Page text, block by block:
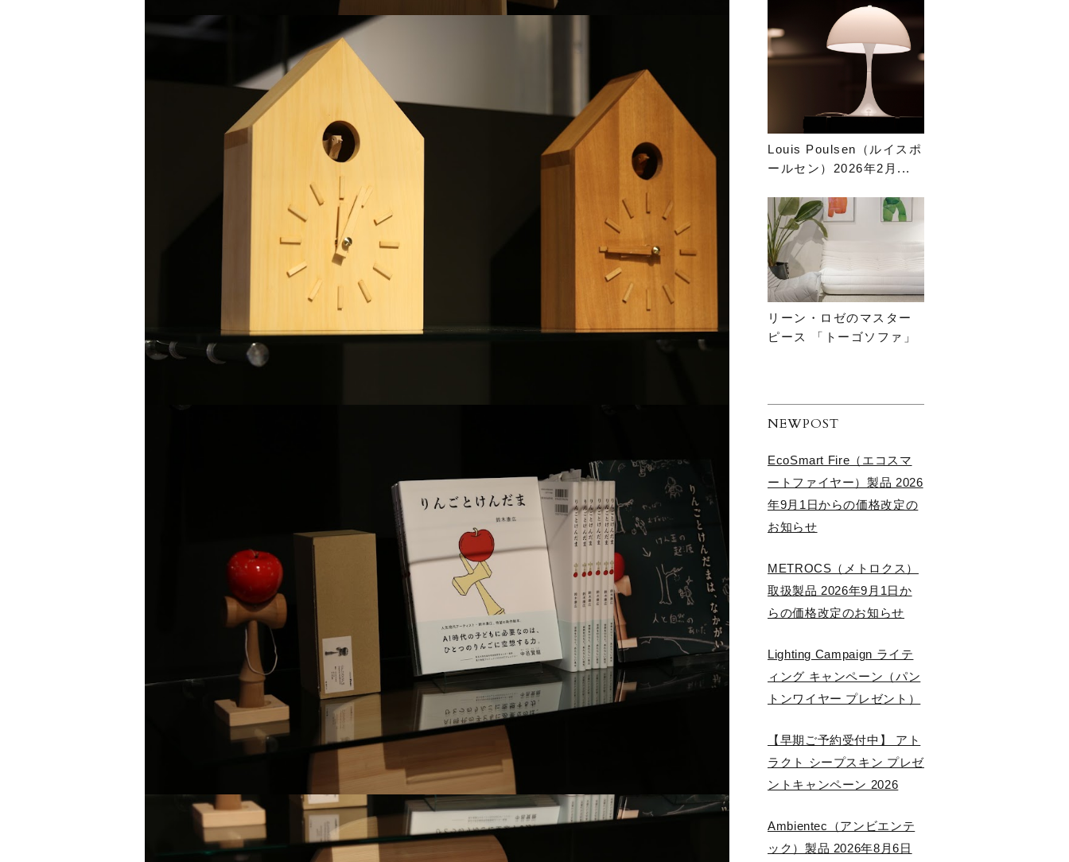
Louis Poulsen（ルイスポ
ールセン）2026年2月...
リーン・ロゼのマスター
ピース 「トーゴソファ」
NEWPOST
EcoSmart Fire（エコスマ
ートファイヤー）製品 2026
年9月1日からの価格改定の
お知らせ
METROCS（メトロクス）
取扱製品 2026年9月1日か
らの価格改定のお知らせ
Lighting Campaign ライテ
ィング キャンペーン（パン
トンワイヤー プレゼント）
【早期ご予約受付中】 アト
ラクト シープスキン プレゼ
ントキャンペーン 2026
Ambientec（アンビエンテ
ック）製品 2026年8月6日